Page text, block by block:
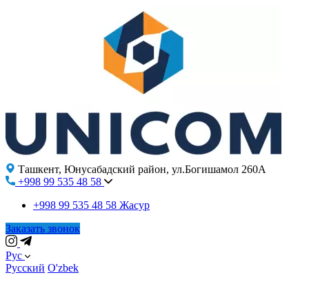
Ташкент, Юнусабадский район, ул.Богишамол 260А
+998 99 535 48 58
+998 99 535 48 58 Жасур
Заказать звонок
Рус
Русский O'zbek